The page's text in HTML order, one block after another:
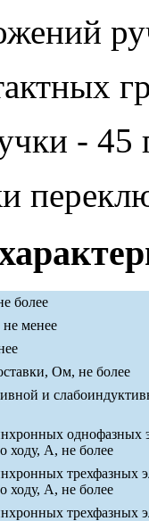
- 45
более
не менее
Ом, не более
и
однофазных
ходу, А, не более
трехфазных
ходу, А, не более
трехфазных